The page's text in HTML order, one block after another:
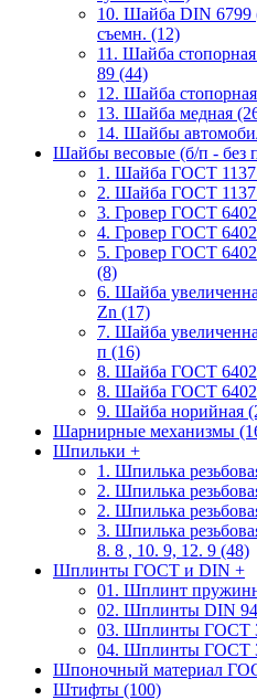
10. Шайба DIN 6799
съемн. (12)
11. Шайба
89 (44)
12. Шайба
13. Шайба медная
14. Шайбы
Шайбы весовые (б/п - без
1. Шайба ГОСТ
2. Шайба ГОСТ
3. Гровер ГОСТ
4. Гровер ГОСТ
5. Гровер ГОСТ
(8)
6. Шайба
Zn (17)
7. Шайба
п (16)
8. Шайба ГОСТ
8. Шайба ГОСТ
9. Шайба норийная
Шарнирные механизмы
Шпильки +
1. Шпилька
2. Шпилька
2. Шпилька
3. Шпилька
8. 8 , 10. 9, 12. 9 (48)
Шплинты ГОСТ и DIN +
01. Шплинт
02. Шплинты DIN
03. Шплинты ГОСТ
04. Шплинты ГОСТ
Шпоночный материал
Штифты (100)